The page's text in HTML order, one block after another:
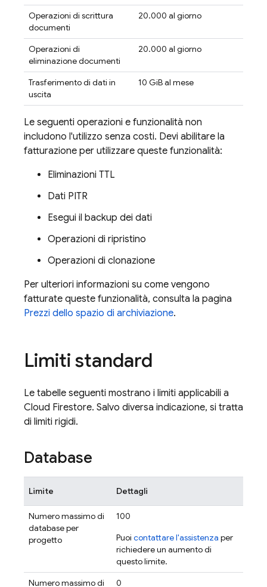
Operazioni di scrittura
documenti
20.000 al giorno
Operazioni di
eliminazione documenti
20.000 al giorno
Trasferimento di dati in
uscita
10 GiB al mese
Le seguenti operazioni e funzionalità non
includono l'utilizzo senza costi. Devi abilitare la
fatturazione per utilizzare queste funzionalità:
Eliminazioni TTL
Dati PITR
Esegui il backup dei dati
Operazioni di ripristino
Operazioni di clonazione
Per ulteriori informazioni su come vengono
fatturate queste funzionalità, consulta la pagina
Prezzi dello spazio di archiviazione.
Limiti standard
Le tabelle seguenti mostrano i limiti applicabili a
Cloud Firestore. Salvo diversa indicazione, si tratta
di limiti rigidi.
Database
Limite Dettagli
Numero massimo di
database per
progetto
100
Puoi contattare l'assistenza per
richiedere un aumento di
questo limite.
Numero massimo di
0